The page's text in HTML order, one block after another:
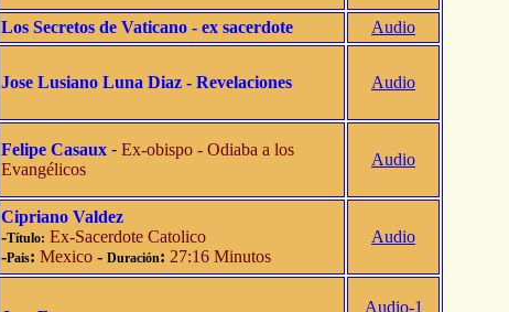
Los Secretos de Vaticano - ex sacerdote
Audio
Jose Lusiano Luna Diaz - Revelaciones Audio
Felipe Casaux - Ex-obispo - Odiaba a los
Evangélicos
Audio
Cipriano Valdez
-Título: Ex-Sacerdote Catolico
-Pais: Mexico - Duración: 27:16 Minutos
Audio
Audio-1